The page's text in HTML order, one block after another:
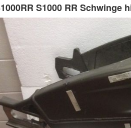
S1000 RR